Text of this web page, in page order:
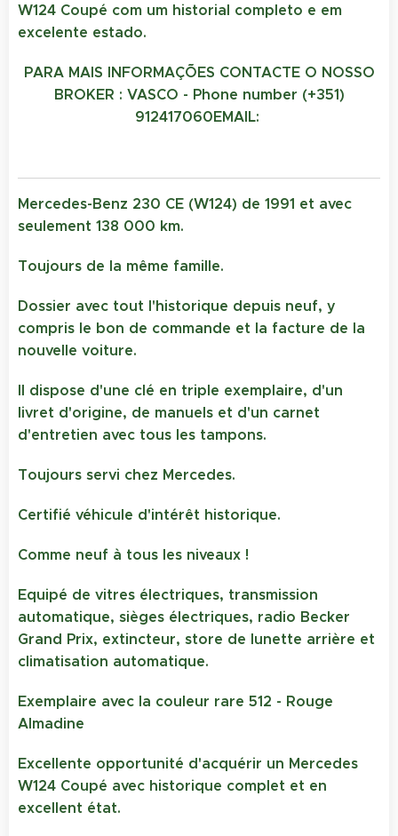
W124 Coupé com um historial completo e em
excelente estado.
PARA MAIS INFORMAÇÕES CONTACTE O NOSSO
BROKER : VASCO - Phone number (+351)
912417060EMAIL:
Mercedes-Benz 230 CE (W124) de 1991 et avec
seulement 138 000 km.
Toujours de la même famille.
Dossier avec tout l'historique depuis neuf, y
compris le bon de commande et la facture de la
nouvelle voiture.
Il dispose d'une clé en triple exemplaire, d'un
livret d'origine, de manuels et d'un carnet
d'entretien avec tous les tampons.
Toujours servi chez Mercedes.
Certifié véhicule d'intérêt historique.
Comme neuf à tous les niveaux !
Equipé de vitres électriques, transmission
automatique, sièges électriques, radio Becker
Grand Prix, extincteur, store de lunette arrière et
climatisation automatique.
Exemplaire avec la couleur rare 512 - Rouge
Almadine
Excellente opportunité d'acquérir un Mercedes
W124 Coupé avec historique complet et en
excellent état.